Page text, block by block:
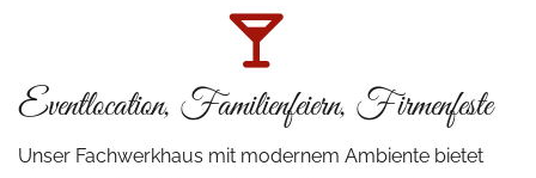
Eventlocation, Familienfeiern, Firmenfeste
Unser Fachwerkhaus mit modernem Ambiente bietet